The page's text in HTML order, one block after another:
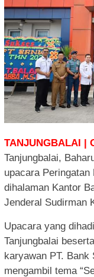
TANJUNGBALAI |
Tanjungbalai,
upacara Peringatan
dihalaman Kantor
Jenderal Sudirman
Upacara yang
Tanjungbalai
karyawan PT. Bank
mengambil tema